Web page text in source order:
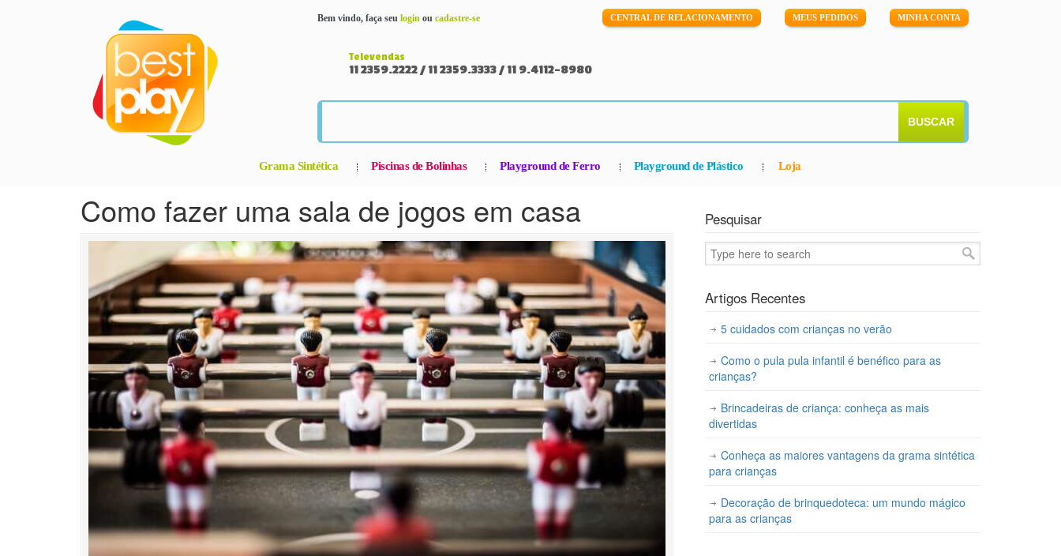
Bem vindo, faça seu login ou cadastre-se MINHA CONTA
MEUS PEDIDOS
CENTRAL DE RELACIONAMENTO
Televendas
11 2359.2222 / 11 2359.3333 / 11 9.4112-8980
BUSCAR
Grama Sintética Piscinas de Bolinhas Playground de Ferro Playground de Plástico Loja
Como fazer uma sala de jogos em casa Pesquisar
Artigos Recentes
5 cuidados com crianças no verão
Como o pula pula infantil é benéfico para as
crianças?
Brincadeiras de criança: conheça as mais
divertidas
Conheça as maiores vantagens da grama sintética
para crianças
Decoração de brinquedoteca: um mundo mágico
para as crianças